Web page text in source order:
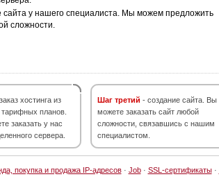
сайта у нашего специалиста. Мы можем предложить
сложности.
хостинга из
планов.
заказать у нас
сервера.
Шаг третий - создание сайта. Вы
можете заказать сайт любой
сложности, связавшись с нашим
специалистом.
покупка и продажа IP-адресов· Job· SSL-сертификаты·